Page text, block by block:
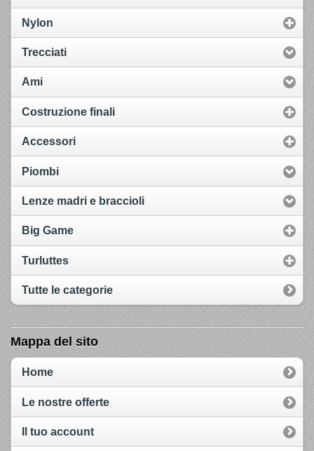
Nylon
Trecciati
Ami
Costruzione finali
Accessori
Piombi
Lenze madri e braccioli
Big Game
Turluttes
Tutte le categorie
Mappa del sito
Home
Le nostre offerte
Il tuo account